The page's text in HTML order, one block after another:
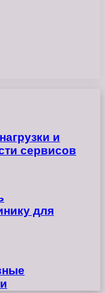
и
сервисов
для